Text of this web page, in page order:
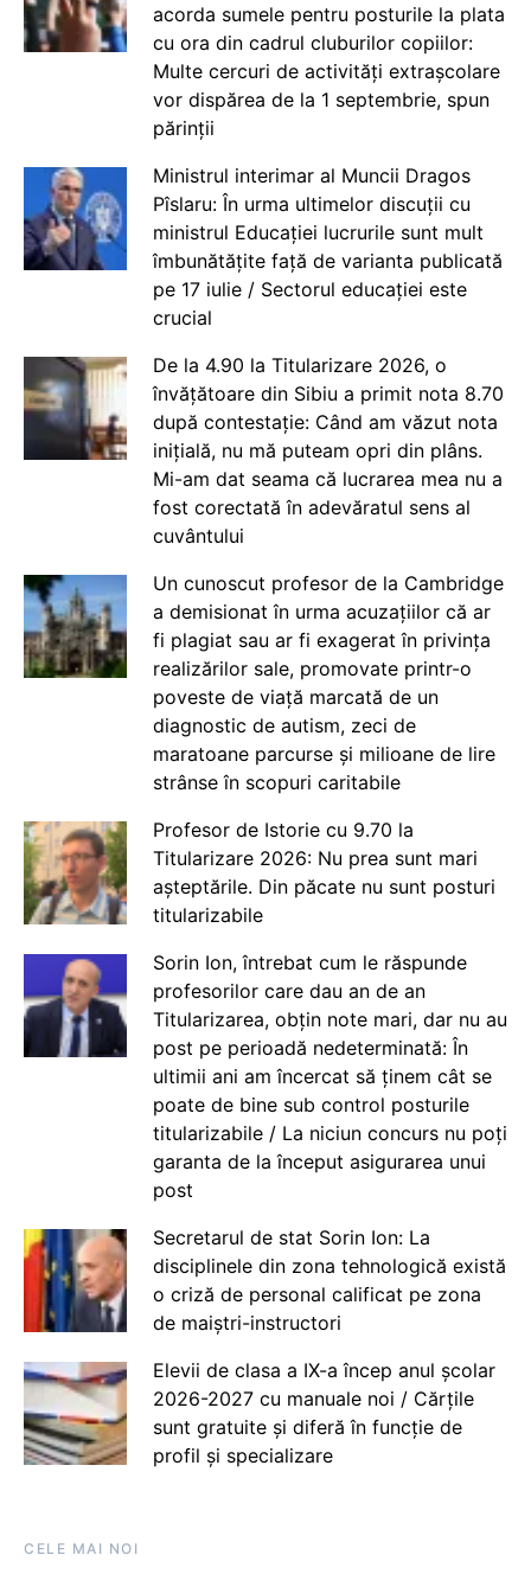
acorda sumele pentru posturile la plata
cu ora din cadrul cluburilor copiilor:
Multe cercuri de activități extrașcolare
vor dispărea de la 1 septembrie, spun
părinții
Ministrul interimar al Muncii Dragos
Pîslaru: În urma ultimelor discuții cu
ministrul Educației lucrurile sunt mult
îmbunătățite față de varianta publicată
pe 17 iulie / Sectorul educației este
crucial
De la 4.90 la Titularizare 2026, o
învățătoare din Sibiu a primit nota 8.70
după contestație: Când am văzut nota
inițială, nu mă puteam opri din plâns.
Mi-am dat seama că lucrarea mea nu a
fost corectată în adevăratul sens al
cuvântului
Un cunoscut profesor de la Cambridge
a demisionat în urma acuzațiilor că ar
fi plagiat sau ar fi exagerat în privința
realizărilor sale, promovate printr-o
poveste de viață marcată de un
diagnostic de autism, zeci de
maratoane parcurse și milioane de lire
strânse în scopuri caritabile
Profesor de Istorie cu 9.70 la
Titularizare 2026: Nu prea sunt mari
așteptările. Din păcate nu sunt posturi
titularizabile
Sorin Ion, întrebat cum le răspunde
profesorilor care dau an de an
Titularizarea, obțin note mari, dar nu au
post pe perioadă nedeterminată: În
ultimii ani am încercat să ținem cât se
poate de bine sub control posturile
titularizabile / La niciun concurs nu poți
garanta de la început asigurarea unui
post
Secretarul de stat Sorin Ion: La
disciplinele din zona tehnologică există
o criză de personal calificat pe zona
de maiștri-instructori
Elevii de clasa a IX-a încep anul școlar
2026-2027 cu manuale noi / Cărțile
sunt gratuite și diferă în funcție de
profil și specializare
CELE MAI NOI